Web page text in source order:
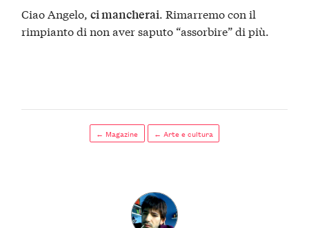
Ciao Angelo,ci mancherai. Rimarremo con il
rimpianto di non aver saputo “assorbire” di più.
← Magazine ← Arte e cultura